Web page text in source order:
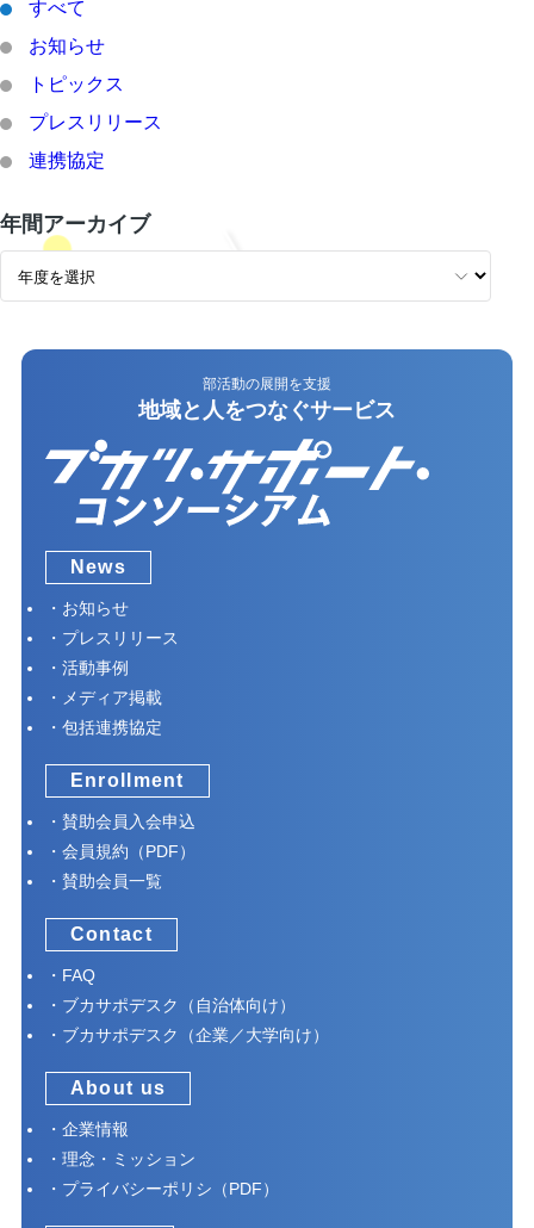
すべて
お知らせ
トピックス
プレスリリース
連携協定
年間アーカイブ
部活動の展開を支援
地域と人をつなぐサービス
News
お知らせ
プレスリリース
活動事例
メディア掲載
包括連携協定
Enrollment
賛助会員入会申込
会員規約（PDF）
賛助会員一覧
Contact
FAQ
ブカサポデスク（自治体向け）
ブカサポデスク（企業／大学向け）
About us
企業情報
理念・ミッション
プライバシーポリシ（PDF）